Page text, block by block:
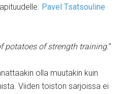
Pavel Tsatsouline
potatoes of strength training.”
olla muutakin kuin
Viiden toiston sarjoissa ei